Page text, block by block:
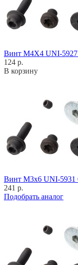
Винт M4X4 UNI-
124 р.
В корзину
Винт M3x6 UNI-5931
241 р.
Подобрать аналог